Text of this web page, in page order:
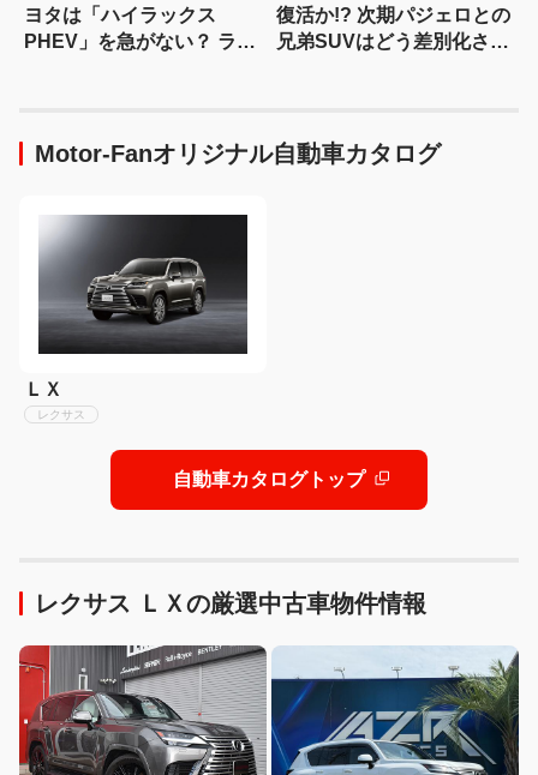
ヨタは「ハイラックス
PHEV」を急がない？ ライ
復活か!? 次期パジェロとの
兄弟SUVはどう差別化され
Motor-Fanオリジナル自動車カタログ
ＬＸ
レクサス
自動車カタログトップ
レクサス ＬＸの厳選中古車物件情報